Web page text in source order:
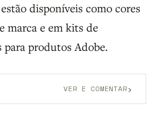
disponíveis como cores
marca e em kits de
produtos Adobe.
VER E COMENTAR›